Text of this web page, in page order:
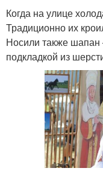
Когда на улице
Традиционно их
Носили также
подкладкой из